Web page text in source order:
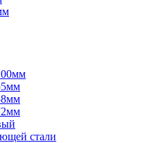
стали